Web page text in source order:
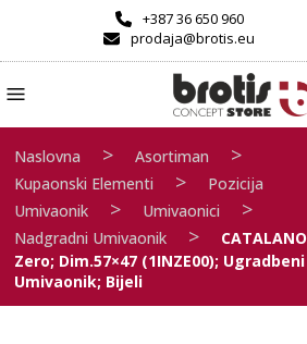
+387 36 650 960
prodaja@brotis.eu
Naslovna > Asortiman >
Kupaonski Elementi >
Pozicija
Umivaonik
> Umivaonici >
Nadgradni Umivaonik >
CATALANO
Zero; Dim.57×47 (1INZE00); Ugradbeni
Umivaonik; Bijeli